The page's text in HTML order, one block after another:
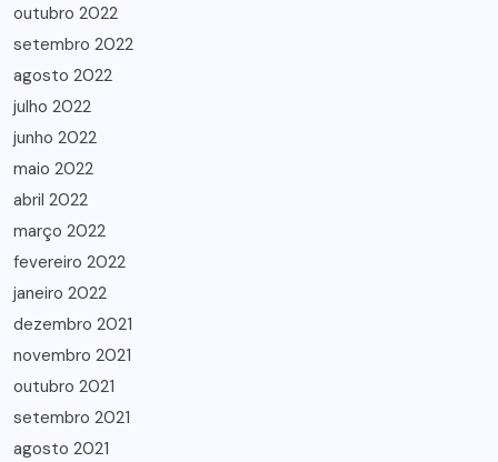
outubro 2022
setembro 2022
agosto 2022
julho 2022
junho 2022
maio 2022
abril 2022
março 2022
fevereiro 2022
janeiro 2022
dezembro 2021
novembro 2021
outubro 2021
setembro 2021
agosto 2021